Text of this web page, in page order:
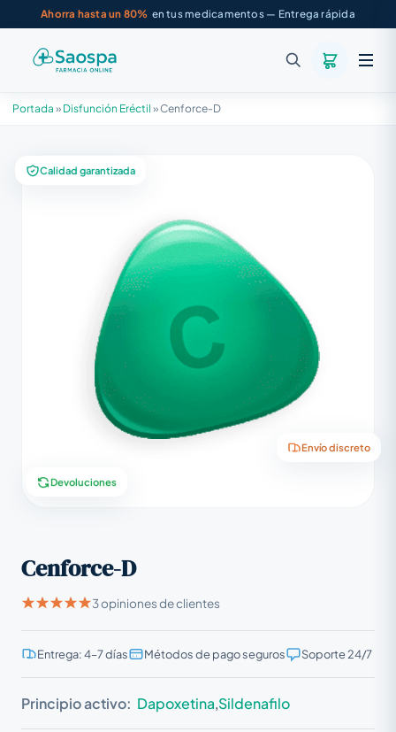
Ahorra hasta un 80% en tus medicamentos — Entrega rápida
Portada » Disfunción Eréctil »Cenforce-D
Calidad garantizada
Envío discreto
Devoluciones
Cenforce-D
3 opiniones de clientes
Entrega: 4–7 días Métodos de pago seguros Soporte 24/7
Principio activo: Dapoxetina,Sildenafilo